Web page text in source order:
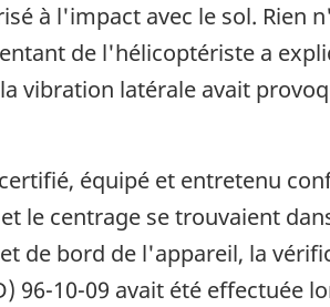
à l'impact avec le sol. Rien
de l'hélicoptériste a
vibration latérale avait
équipé et entretenu
le centrage se trouvaient
de bord de l'appareil, la
96-10-09 avait été effectuée